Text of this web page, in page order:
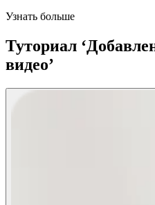
Узнать больше
Туториал
видео’